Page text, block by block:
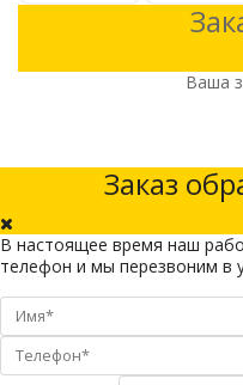
Ваша
Заказ
В настоящее время наш
телефон и мы перезвоним в